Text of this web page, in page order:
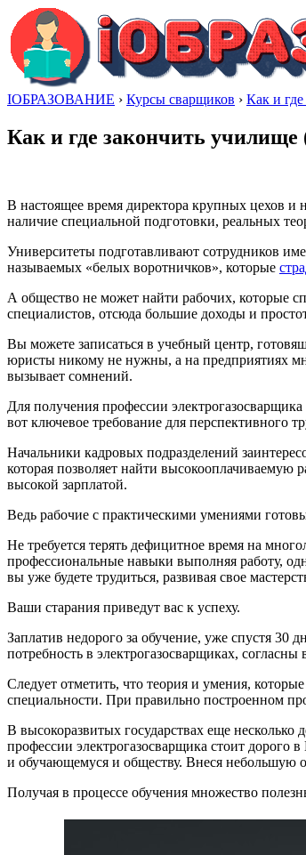
IОБРАЗОВАНИЕ › Курсы сварщиков › Как и
Как и где закончить училище
В настоящее время директора крупных цехов и
наличие специальной подготовки, реальных
Университеты подготавливают сотрудников
называемых «белых воротничков», которые
А общество не может найти рабочих, которые
специалистов, отсюда большие доходы и
Вы можете записаться в учебный центр,
юристы никому не нужны, а на предприятиях
вызывает сомнений.
Для получения профессии
вот ключевое требование для перспективного
Начальники кадровых подразделений
которая позволяет найти высокооплачиваемую
высокой зарплатой.
Ведь рабочие с практическими умениями
Не требуется терять дефицитное время на
профессиональные навыки выполняя работу,
вы уже будете трудиться, развивая свое
Ваши старания приведут вас к успеху.
Заплатив недорого за обучение, уже спустя 30
потребность в электрогазосварщиках,
Следует отметить, что теория и умения,
специальности. При правильно построенном
В высокоразвитых государствах еще
профессии электрогазосварщика стоит
и обучающемуся и обществу. Внеся небольшую
Получая в процессе обучения множество